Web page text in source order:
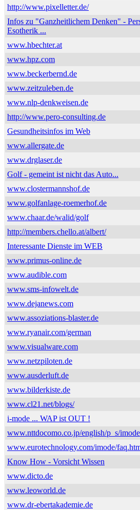
http://www.pixelletter.de/
Infos zu "Ganzheitlichem Denken" -
Esotherik ...
www.hbechter.at
www.hpz.com
www.beckerbernd.de
www.zeitzuleben.de
www.nlp-denkweisen.de
http://www.pero-consulting.de
Gesundheitsinfos im Web
www.allergate.de
www.drglaser.de
Golf - gemeint ist nicht das Auto...
www.clostermannshof.de
www.golfanlage-roemerhof.de
www.chaar.de/walid/golf
http://members.chello.at/albert/
Interessante Dienste im WEB
www.primus-online.de
www.audible.com
www.sms-infowelt.de
www.dejanews.com
www.assoziations-blaster.de
www.ryanair.com/german
www.visualware.com
www.netzpiloten.de
www.ausderluft.de
www.bilderkiste.de
www.cl21.net/blogs/
i-mode ... WAP ist OUT !
www.nttdocomo.co.jp/english/p_s/imode
www.eurotechnology.com/imode/
Know How - Vorsicht Wissen
www.dicto.de
www.leoworld.de
www.dr-ebertakademie.de